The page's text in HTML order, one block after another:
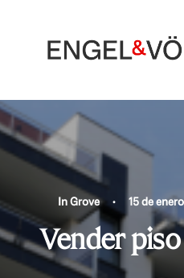
InGrove • 15 de
Vender